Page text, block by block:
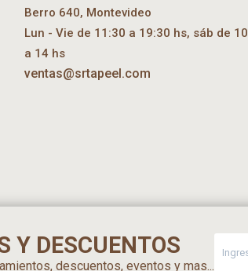
Berro 640, Montevideo
Lun - Vie de 11:30 a 19:30 hs, sáb de 10
a 14 hs
ventas@srtapeel.com
Y DESCUENTOS
descuentos, eventos y mas...